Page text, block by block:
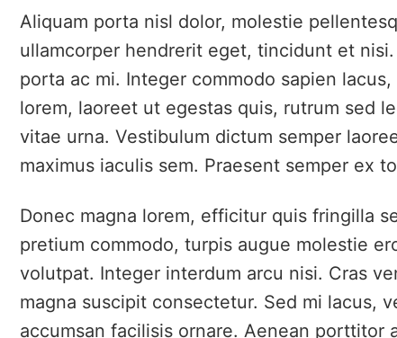
Aliquam porta nisl dolor, molestie
ullamcorper hendrerit eget, tincidunt et
porta ac mi. Integer commodo sapien
lorem, laoreet ut egestas quis, rutrum sed
vitae urna. Vestibulum dictum semper
maximus iaculis sem. Praesent semper ex
Donec magna lorem, efficitur quis fringilla
pretium commodo, turpis augue molestie
volutpat. Integer interdum arcu nisi. Cras
magna suscipit consectetur. Sed mi lacus,
accumsan facilisis ornare. Aenean porttitor